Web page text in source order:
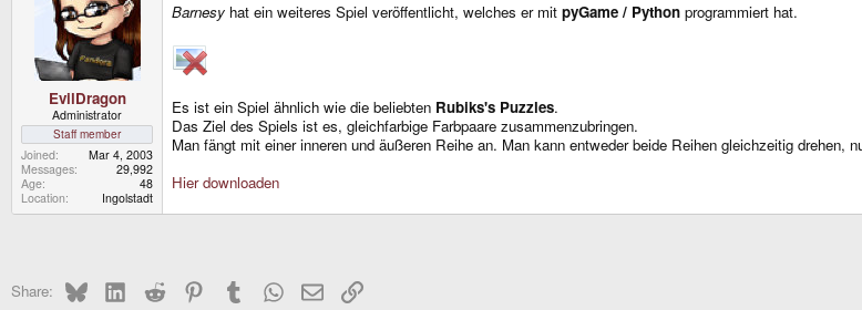
t
e
EvilDragon
Administrator
Staff member
Joined
Mar 4, 2003
Messages
29,992
Age
48
Location
Ingolstadt
Barnesy hat ein weiteres Spiel veröffentlicht, welches er mit pyGame / Python programmiert hat.
Es ist ein Spiel ähnlich wie die beliebten Rubiks's Puzzles.
Das Ziel des Spiels ist es, gleichfarbige Farbpaare zusammenzubringen.
Man fängt mit einer inneren und äußeren Reihe an. Man kann entweder beide Reihen gleichzeitig drehen,
Hier downloaden
Share: Bluesky LinkedInReddit PinterestTumblrWhatsApp
EmailLink